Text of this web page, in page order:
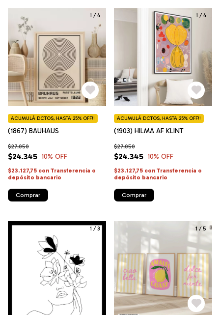
1 /4
(1867) BAUHAUS
$24.345
$27.050
10% OFF
ACUMULÁ DCTOS, HASTA 25% OFF!!
$23.127,75 con Transferencia o
depósito bancario
Comprar
1 /4
(1903) HILMA AF KLINT
$24.345
$27.050
10% OFF
ACUMULÁ DCTOS, HASTA 25% OFF!!
$23.127,75 con Transferencia o
depósito bancario
Comprar
1 /3 1 /5